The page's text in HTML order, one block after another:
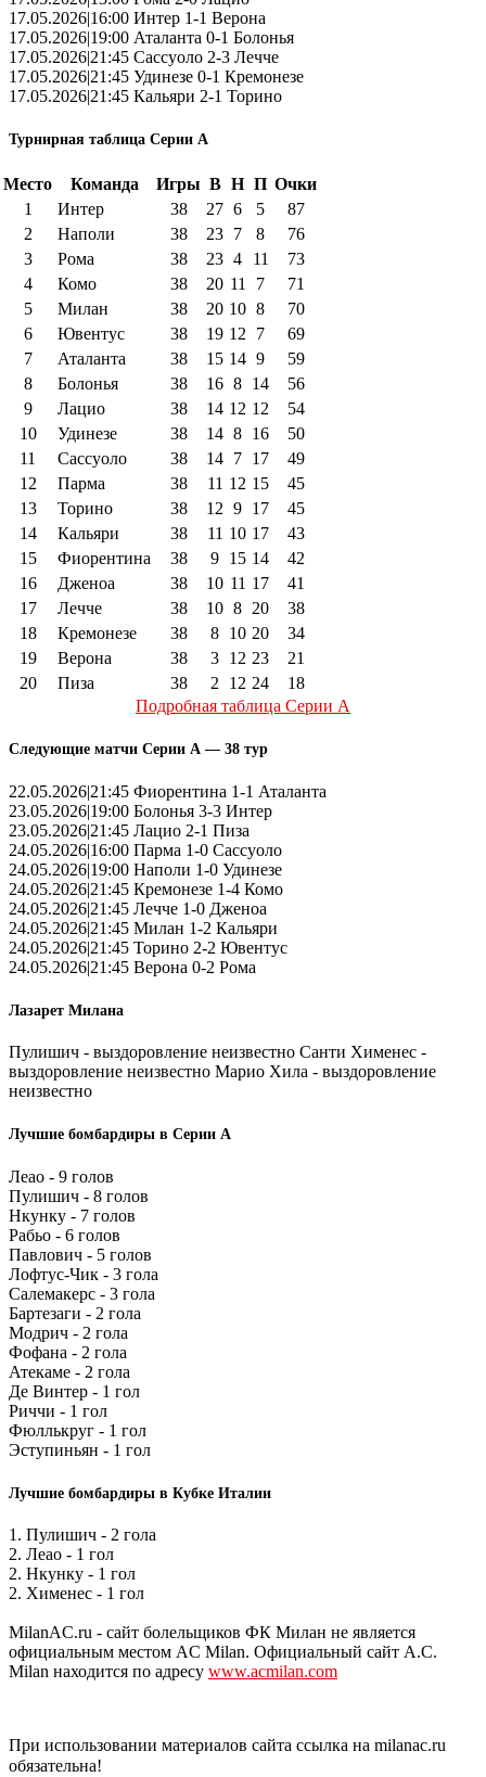
17.05.2026|16:00 Интер 1-1 Верона
17.05.2026|19:00 Аталанта 0-1 Болонья
17.05.2026|21:45 Сассуоло 2-3 Лечче
17.05.2026|21:45 Удинезе 0-1 Кремонезе
17.05.2026|21:45 Кальяри 2-1 Торино
Турнирная таблица Серии А
Место Команда Игры В Н П Очки
1
Интер 38 27 6 5
87
2
Наполи 38 23 7 8
76
3
Рома 38 23 4 11
73
4
Комо 38 20 11 7
71
5
Милан 38 20 10 8
70
6
Ювентус 38 19 12 7
69
7
Аталанта 38 15 14 9
59
8
Болонья 38 16 8 14
56
9
Лацио 38 14 12 12
54
10
Удинезе 38 14 8 16
50
11
Сассуоло 38 14 7 17
49
12
Парма 38 11 12 15
45
13
Торино 38 12 9 17
45
14
Кальяри 38 11 10 17
43
15
Фиорентина 38 9 15 14
42
16
Дженоа 38 10 11 17
41
17
Лечче 38 10 8 20
38
18
Кремонезе 38 8 10 20
34
19
Верона 38 3 12 23
21
20
Пиза 38 2 12 24
18
Подробная таблица Серии А
Следующие матчи Серии А — 38 тур
22.05.2026|21:45 Фиорентина 1-1 Аталанта
23.05.2026|19:00 Болонья 3-3 Интер
23.05.2026|21:45 Лацио 2-1 Пиза
24.05.2026|16:00 Парма 1-0 Сассуоло
24.05.2026|19:00 Наполи 1-0 Удинезе
24.05.2026|21:45 Кремонезе 1-4 Комо
24.05.2026|21:45 Лечче 1-0 Дженоа
24.05.2026|21:45 Милан 1-2 Кальяри
24.05.2026|21:45 Торино 2-2 Ювентус
24.05.2026|21:45 Верона 0-2 Рома
Лазарет Милана
Пулишич - выздоровление неизвестно Санти Хименес -
выздоровление неизвестно Марио Хила - выздоровление
неизвестно
Лучшие бомбардиры в Серии А
Леао - 9 голов
Пулишич - 8 голов
Нкунку - 7 голов
Рабьо - 6 голов
Павлович - 5 голов
Лофтус-Чик - 3 гола
Салемакерс - 3 гола
Бартезаги - 2 гола
Модрич - 2 гола
Фофана - 2 гола
Атекаме - 2 гола
Де Винтер - 1 гол
Риччи - 1 гол
Фюллькруг - 1 гол
Эступиньян - 1 гол
Лучшие бомбардиры в Кубке Италии
1. Пулишич - 2 гола
2. Леао - 1 гол
2. Нкунку - 1 гол
2. Хименес - 1 гол
MilanAC.ru - сайт болельщиков ФК Милан не является
официальным местом AC Milan. Официальный сайт A.C.
Milan находится по адресу www.acmilan.com
При использовании материалов сайта ссылка на milanac.ru
обязательна!